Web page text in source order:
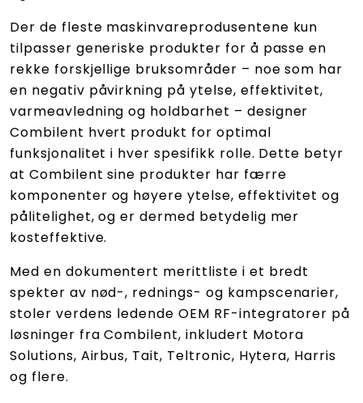
Der de fleste maskinvareprodusentene kun
tilpasser generiske produkter for å passe en
rekke forskjellige bruksområder – noe som har
en negativ påvirkning på ytelse, effektivitet,
varmeavledning og holdbarhet – designer
Combilent hvert produkt for optimal
funksjonalitet i hver spesifikk rolle. Dette betyr
at Combilent sine produkter har færre
komponenter og høyere ytelse, effektivitet og
pålitelighet, og er dermed betydelig mer
kosteffektive.
Med en dokumentert merittliste i et bredt
spekter av nød-, rednings- og kampscenarier,
stoler verdens ledende OEM RF-integratorer på
løsninger fra Combilent, inkludert Motora
Solutions, Airbus, Tait, Teltronic, Hytera, Harris
og flere.